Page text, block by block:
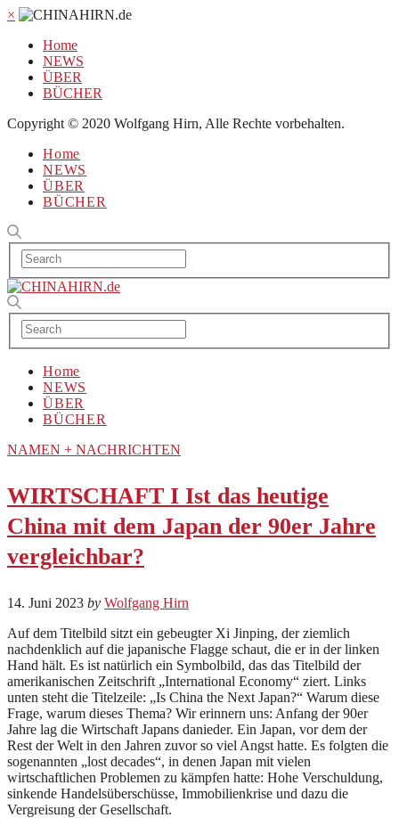
×
Home
NEWS
ÜBER
BÜCHER
Copyright © 2020 Wolfgang Hirn, Alle Rechte vorbehalten.
Home
NEWS
ÜBER
BÜCHER
Home
NEWS
ÜBER
BÜCHER
NAMEN + NACHRICHTEN
WIRTSCHAFT I Ist das heutige
China mit dem Japan der 90er Jahre
vergleichbar?
14. Juni 2023 by Wolfgang Hirn
Auf dem Titelbild sitzt ein gebeugter Xi Jinping, der ziemlich
nachdenklich auf die japanische Flagge schaut, die er in der linken
Hand hält. Es ist natürlich ein Symbolbild, das das Titelbild der
amerikanischen Zeitschrift „International Economy“ ziert. Links
unten steht die Titelzeile: „Is China the Next Japan?“ Warum diese
Frage, warum dieses Thema? Wir erinnern uns: Anfang der 90er
Jahre lag die Wirtschaft Japans danieder. Ein Japan, vor dem der
Rest der Welt in den Jahren zuvor so viel Angst hatte. Es folgten die
sogenannten „lost decades“, in denen Japan mit vielen
wirtschaftlichen Problemen zu kämpfen hatte: Hohe Verschuldung,
sinkende Handelsüberschüsse, Immobilienkrise und dazu die
Vergreisung der Gesellschaft.